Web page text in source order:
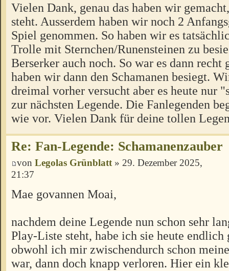
Vielen Dank, genau das haben wir
steht. Ausserdem haben wir noch 2
Spiel genommen. So haben wir es
Trolle mit Sternchen/Runensteinen zu
Berserker auch noch. So war es dann
haben wir dann den Schamanen besiegt.
dreimal vorher versucht aber es heute nur
zur nächsten Legende. Die Fanlegenden
wie vor. Vielen Dank für deine tollen
Re: Fan-Legende: Schamanenzauber
von Legolas Grünblatt» 29. Dezember 2025,
21:37
Mae govannen Moai,
nachdem deine Legende nun schon sehr
Play-Liste steht, habe ich sie heute endlich
obwohl ich mir zwischendurch schon
war, dann doch knapp verloren. Hier ein